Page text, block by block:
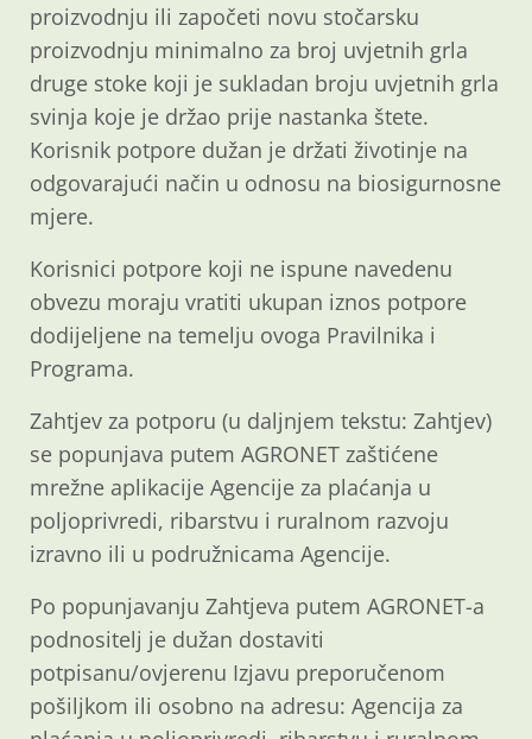
proizvodnju ili započeti novu stočarsku
proizvodnju minimalno za broj uvjetnih grla
druge stoke koji je sukladan broju uvjetnih grla
svinja koje je držao prije nastanka štete.
Korisnik potpore dužan je držati životinje na
odgovarajući način u odnosu na biosigurnosne
mjere.
Korisnici potpore koji ne ispune navedenu
obvezu moraju vratiti ukupan iznos potpore
dodijeljene na temelju ovoga Pravilnika i
Programa.
Zahtjev za potporu (u daljnjem tekstu: Zahtjev)
se popunjava putem AGRONET zaštićene
mrežne aplikacije Agencije za plaćanja u
poljoprivredi, ribarstvu i ruralnom razvoju
izravno ili u podružnicama Agencije.
Po popunjavanju Zahtjeva putem AGRONET-a
podnositelj je dužan dostaviti
potpisanu/ovjerenu Izjavu preporučenom
pošiljkom ili osobno na adresu: Agencija za